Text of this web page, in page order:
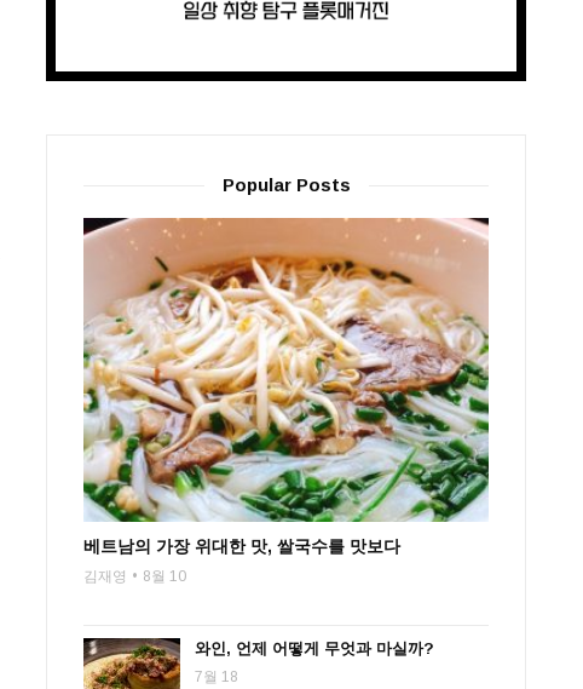
Popular Posts
베트남의 가장 위대한 맛, 쌀국수를 맛보다
김재영 8월 10
와인, 언제 어떻게 무엇과 마실까?
7월 18